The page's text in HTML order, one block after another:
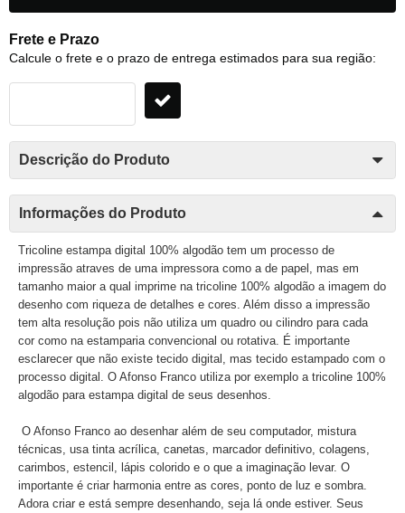
Frete e Prazo
Calcule o frete e o prazo de entrega estimados para sua região:
Descrição do Produto
Informações do Produto
Tricoline estampa digital 100% algodão tem um processo de
impressão atraves de uma impressora como a de papel, mas em
tamanho maior a qual imprime na tricoline 100% algodão a imagem do
desenho com riqueza de detalhes e cores. Além disso a impressão
tem alta resolução pois não utiliza um quadro ou cilindro para cada
cor como na estamparia convencional ou rotativa. É importante
esclarecer que não existe tecido digital, mas tecido estampado com o
processo digital. O Afonso Franco utiliza por exemplo a tricoline 100%
algodão para estampa digital de seus desenhos.
O Afonso Franco ao desenhar além de seu computador, mistura
técnicas, usa tinta acrílica, canetas, marcador definitivo, colagens,
carimbos, estencil, lápis colorido e o que a imaginação levar. O
importante é criar harmonia entre as cores, ponto de luz e sombra.
Adora criar e está sempre desenhando, seja lá onde estiver. Seus